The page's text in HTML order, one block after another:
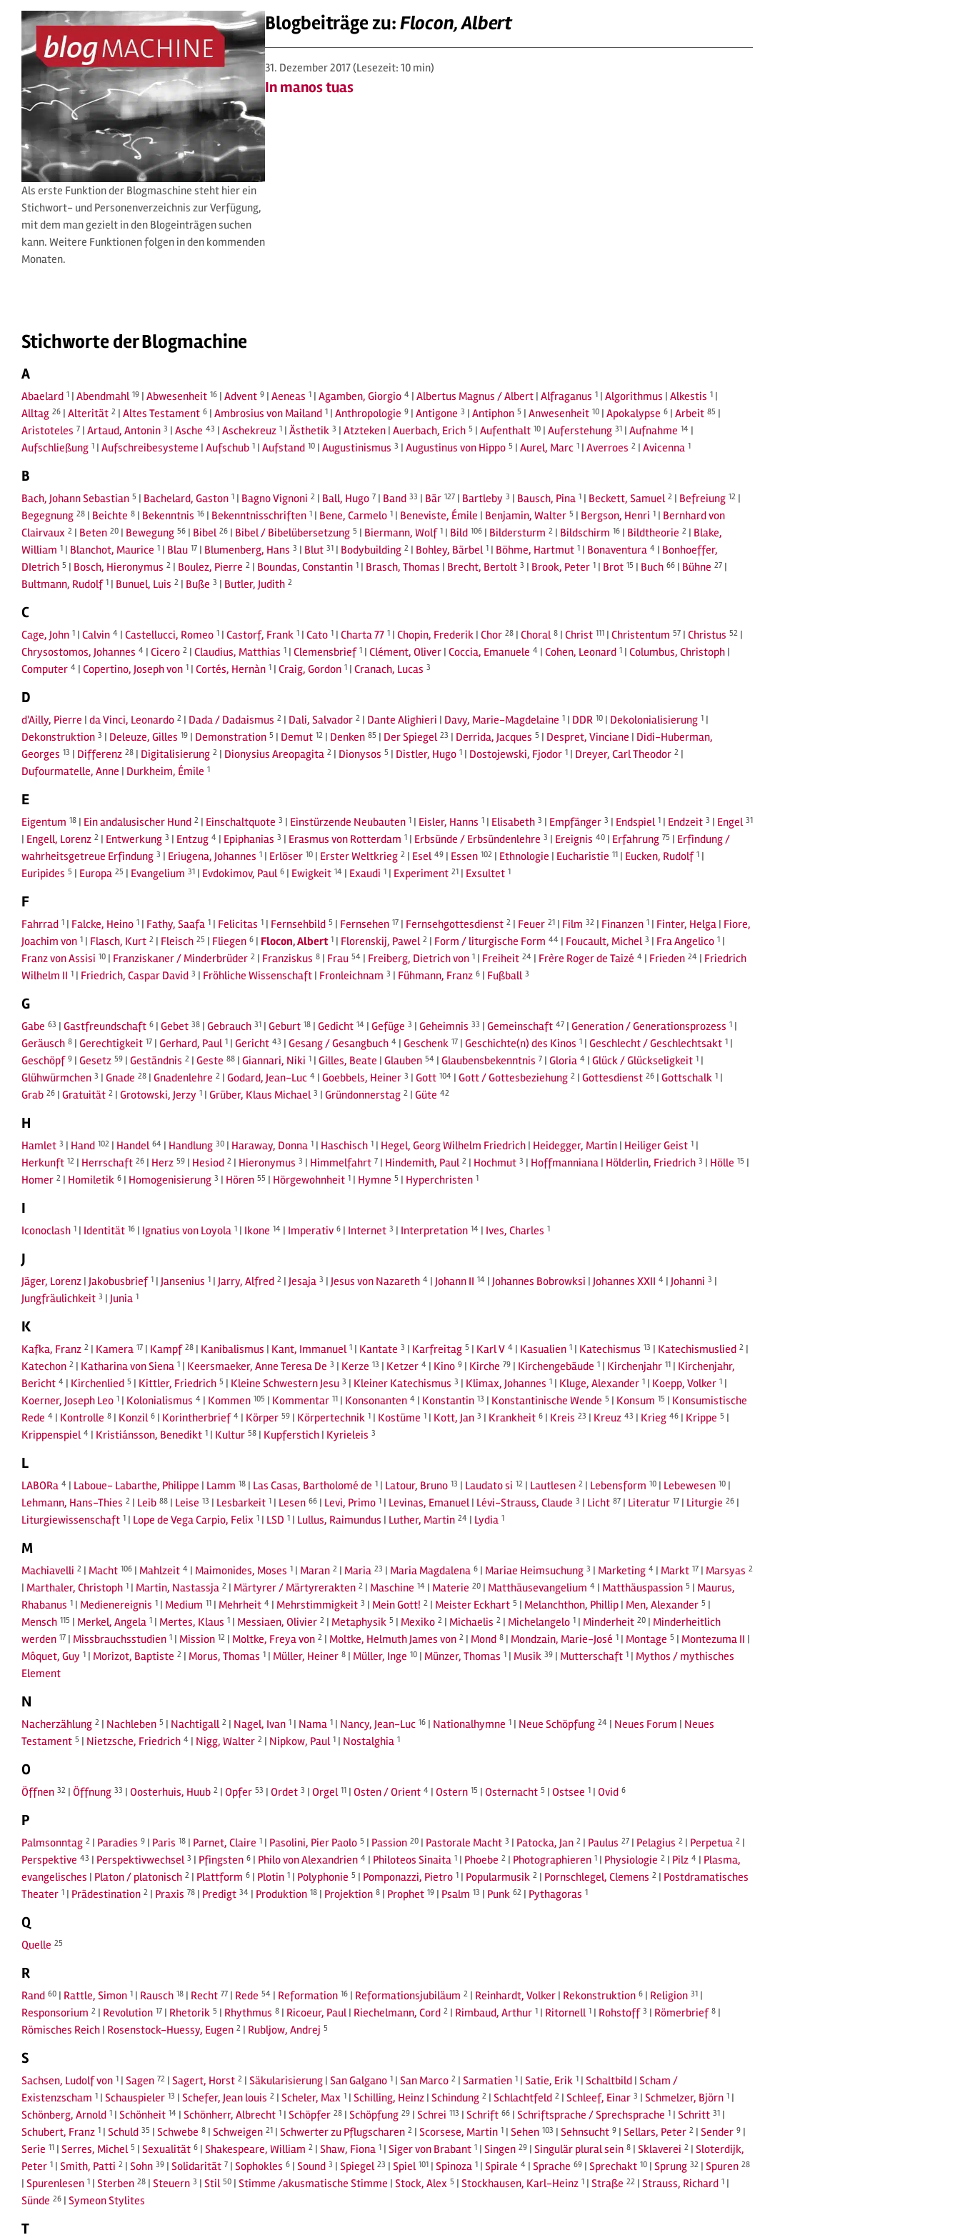
Als erste Funktion der Blogmaschine steht hier ein
Stichwort- und Personenverzeichnis zur Verfügung,
mit dem man gezielt in den Blogeinträgen suchen
kann. Weitere Funktionen folgen in den kommenden
Monaten.
Blogbeiträge zu:Flocon, Albert
31. Dezember 2017(Lesezeit: 10 min)
In manos tuas
Stichworte der Blogmachine
A
Abaelard 1 | Abendmahl 19 | Abwesenheit 16 | Advent 9 | Aeneas 1 | Agamben, Giorgio 4 | Albertus Magnus / Albert | Alfraganus 1 | Algorithmus | Alkestis 1 |
Alltag 26 | Alterität 2 | Altes Testament 6 | Ambrosius von Mailand 1 | Anthropologie 9 | Antigone 3 | Antiphon 5 | Anwesenheit 10 | Apokalypse 6 | Arbeit 85 |
Aristoteles 7 | Artaud, Antonin 3 | Asche 43 | Aschekreuz 1 | Ästhetik 3 | Atzteken | Auerbach, Erich 5 | Aufenthalt 10 | Auferstehung 31 | Aufnahme 14 |
Aufschließung 1 | Aufschreibesysteme | Aufschub 1 | Aufstand 10 | Augustinismus 3 | Augustinus von Hippo 5 | Aurel, Marc 1 | Averroes 2 | Avicenna 1
B
Bach, Johann Sebastian 5 | Bachelard, Gaston 1 | Bagno Vignoni 2 | Ball, Hugo 7 | Band 33 | Bär 127 | Bartleby 3 | Bausch, Pina 1 | Beckett, Samuel 2 | Befreiung 12 |
Begegnung 28 | Beichte 8 | Bekenntnis 16 | Bekenntnisschriften 1 | Bene, Carmelo 1 | Beneviste, Émile | Benjamin, Walter 5 | Bergson, Henri 1 | Bernhard von
Clairvaux 2 | Beten 20 | Bewegung 56 | Bibel 26 | Bibel / Bibelübersetzung 5 | Biermann, Wolf 1 | Bild 106 | Bildersturm 2 | Bildschirm 16 | Bildtheorie 2 | Blake,
William 1 | Blanchot, Maurice 1 | Blau 17 | Blumenberg, Hans 3 | Blut 31 | Bodybuilding 2 | Bohley, Bärbel 1 | Böhme, Hartmut 1 | Bonaventura 4 | Bonhoeffer,
DIetrich 5 | Bosch, Hieronymus 2 | Boulez, Pierre 2 | Boundas, Constantin 1 | Brasch, Thomas | Brecht, Bertolt 3 | Brook, Peter 1 | Brot 15 | Buch 66 | Bühne 27 |
Bultmann, Rudolf 1 | Bunuel, Luis 2 | Buße 3 | Butler, Judith 2
C
Cage, John 1 | Calvin 4 | Castellucci, Romeo 1 | Castorf, Frank 1 | Cato 1 | Charta 77 1 | Chopin, Frederik | Chor 28 | Choral 8 | Christ 111 | Christentum 57 | Christus 52 |
Chrysostomos, Johannes 4 | Cicero 2 | Claudius, Matthias 1 | Clemensbrief 1 | Clément, Oliver | Coccia, Emanuele 4 | Cohen, Leonard 1 | Columbus, Christoph |
Computer 4 | Copertino, Joseph von 1 | Cortés, Hernàn 1 | Craig, Gordon 1 | Cranach, Lucas 3
D
d'Ailly, Pierre | da Vinci, Leonardo 2 | Dada / Dadaismus 2 | Dali, Salvador 2 | Dante Alighieri | Davy, Marie-Magdelaine 1 | DDR 10 | Dekolonialisierung 1 |
Dekonstruktion 3 | Deleuze, Gilles 19 | Demonstration 5 | Demut 12 | Denken 85 | Der Spiegel 23 | Derrida, Jacques 5 | Despret, Vinciane | Didi-Huberman,
Georges 13 | Differenz 28 | Digitalisierung 2 | Dionysius Areopagita 2 | Dionysos 5 | Distler, Hugo 1 | Dostojewski, Fjodor 1 | Dreyer, Carl Theodor 2 |
Dufourmatelle, Anne | Durkheim, Émile 1
E
Eigentum 18 | Ein andalusischer Hund 2 | Einschaltquote 3 | Einstürzende Neubauten 1 | Eisler, Hanns 1 | Elisabeth 3 | Empfänger 3 | Endspiel 1 | Endzeit 3 | Engel 31
| Engell, Lorenz 2 | Entwerkung 3 | Entzug 4 | Epiphanias 3 | Erasmus von Rotterdam 1 | Erbsünde / Erbsündenlehre 3 | Ereignis 40 | Erfahrung 75 | Erfindung /
wahrheitsgetreue Erfindung 3 | Eriugena, Johannes 1 | Erlöser 10 | Erster Weltkrieg 2 | Esel 49 | Essen 102 | Ethnologie | Eucharistie 11 | Eucken, Rudolf 1 |
Euripides 5 | Europa 25 | Evangelium 31 | Evdokimov, Paul 6 | Ewigkeit 14 | Exaudi 1 | Experiment 21 | Exsultet 1
F
Fahrrad 1 | Falcke, Heino 1 | Fathy, Saafa 1 | Felicitas 1 | Fernsehbild 5 | Fernsehen 17 | Fernsehgottesdienst 2 | Feuer 21 | Film 32 | Finanzen 1 | Finter, Helga | Fiore,
Joachim von 1 | Flasch, Kurt 2 | Fleisch 25 | Fliegen 6 | Flocon, Albert 1 | Florenskij, Pawel 2 | Form / liturgische Form 44 | Foucault, Michel 3 | Fra Angelico 1 |
Franz von Assisi 10 | Franziskaner / Minderbrüder 2 | Franziskus 8 | Frau 54 | Freiberg, Dietrich von 1 | Freiheit 24 | Frère Roger de Taizé 4 | Frieden 24 | Friedrich
Wilhelm II 1 | Friedrich, Caspar David 3 | Fröhliche Wissenschaft | Fronleichnam 3 | Fühmann, Franz 6 | Fußball 3
G
Gabe 63 | Gastfreundschaft 6 | Gebet 38 | Gebrauch 31 | Geburt 18 | Gedicht 14 | Gefüge 3 | Geheimnis 33 | Gemeinschaft 47 | Generation / Generationsprozess 1 |
Geräusch 8 | Gerechtigkeit 17 | Gerhard, Paul 1 | Gericht 43 | Gesang / Gesangbuch 4 | Geschenk 17 | Geschichte(n) des Kinos 1 | Geschlecht / Geschlechtsakt 1 |
Geschöpf 9 | Gesetz 59 | Geständnis 2 | Geste 88 | Giannari, Niki 1 | Gilles, Beate | Glauben 54 | Glaubensbekenntnis 7 | Gloria 4 | Glück / Glückseligkeit 1 |
Glühwürmchen 3 | Gnade 28 | Gnadenlehre 2 | Godard, Jean-Luc 4 | Goebbels, Heiner 3 | Gott 104 | Gott / Gottesbeziehung 2 | Gottesdienst 26 | Gottschalk 1 |
Grab 26 | Gratuität 2 | Grotowski, Jerzy 1 | Grüber, Klaus Michael 3 | Gründonnerstag 2 | Güte 42
H
Hamlet 3 | Hand 102 | Handel 64 | Handlung 30 | Haraway, Donna 1 | Haschisch 1 | Hegel, Georg Wilhelm Friedrich | Heidegger, Martin | Heiliger Geist 1 |
Herkunft 12 | Herrschaft 26 | Herz 59 | Hesiod 2 | Hieronymus 3 | Himmelfahrt 7 | Hindemith, Paul 2 | Hochmut 3 | Hoffmanniana | Hölderlin, Friedrich 3 | Hölle 15 |
Homer 2 | Homiletik 6 | Homogenisierung 3 | Hören 55 | Hörgewohnheit 1 | Hymne 5 | Hyperchristen 1
I
Iconoclash 1 | Identität 16 | Ignatius von Loyola 1 | Ikone 14 | Imperativ 6 | Internet 3 | Interpretation 14 | Ives, Charles 1
J
Jäger, Lorenz | Jakobusbrief 1 | Jansenius 1 | Jarry, Alfred 2 | Jesaja 3 | Jesus von Nazareth 4 | Johann II 14 | Johannes Bobrowksi | Johannes XXII 4 | Johanni 3 |
Jungfräulichkeit 3 | Junia 1
K
Kafka, Franz 2 | Kamera 17 | Kampf 28 | Kanibalismus | Kant, Immanuel 1 | Kantate 3 | Karfreitag 5 | Karl V 4 | Kasualien 1 | Katechismus 13 | Katechismuslied 2 |
Katechon 2 | Katharina von Siena 1 | Keersmaeker, Anne Teresa De 3 | Kerze 13 | Ketzer 4 | Kino 9 | Kirche 79 | Kirchengebäude 1 | Kirchenjahr 11 | Kirchenjahr,
Bericht 4 | Kirchenlied 5 | Kittler, Friedrich 5 | Kleine Schwestern Jesu 3 | Kleiner Katechismus 3 | Klimax, Johannes 1 | Kluge, Alexander 1 | Koepp, Volker 1 |
Koerner, Joseph Leo 1 | Kolonialismus 4 | Kommen 105 | Kommentar 11 | Konsonanten 4 | Konstantin 13 | Konstantinische Wende 5 | Konsum 15 | Konsumistische
Rede 4 | Kontrolle 8 | Konzil 6 | Korintherbrief 4 | Körper 59 | Körpertechnik 1 | Kostüme 1 | Kott, Jan 3 | Krankheit 6 | Kreis 23 | Kreuz 43 | Krieg 46 | Krippe 5 |
Krippenspiel 4 | Kristiánsson, Benedikt 1 | Kultur 58 | Kupferstich | Kyrieleis 3
L
LABORa 4 | Laboue- Labarthe, Philippe | Lamm 18 | Las Casas, Bartholomé de 1 | Latour, Bruno 13 | Laudato si 12 | Lautlesen 2 | Lebensform 10 | Lebewesen 10 |
Lehmann, Hans-Thies 2 | Leib 88 | Leise 13 | Lesbarkeit 1 | Lesen 66 | Levi, Primo 1 | Levinas, Emanuel| Lévi-Strauss, Claude 3 | Licht 87 | Literatur 17 | Liturgie 26 |
Liturgiewissenschaft 1 | Lope de Vega Carpio, Felix 1 | LSD 1 | Lullus, Raimundus | Luther, Martin 24 | Lydia 1
M
Machiavelli 2 | Macht 106 | Mahlzeit 4 | Maimonides, Moses 1 | Maran 2 | Maria 23 | Maria Magdalena 6 | Mariae Heimsuchung 3 | Marketing 4 | Markt 17 | Marsyas 2
| Marthaler, Christoph 1 | Martin, Nastassja 2 | Märtyrer / Märtyrerakten 2 | Maschine 14 | Materie 20 | Matthäusevangelium 4 | Matthäuspassion 5 | Maurus,
Rhabanus 1 | Medienereignis 1 | Medium 11 | Mehrheit 4 | Mehrstimmigkeit 3 | Mein Gott! 2 | Meister Eckhart 5 | Melanchthon, Phillip | Men, Alexander 5 |
Mensch 115 | Merkel, Angela 1 | Mertes, Klaus 1 | Messiaen, Olivier 2 | Metaphysik 5 | Mexiko 2 | Michaelis 2 | Michelangelo 1 | Minderheit 20 | Minderheitlich
werden 17 | Missbrauchsstudien 1 | Mission 12 | Moltke, Freya von 2 | Moltke, Helmuth James von 2 | Mond 8 | Mondzain, Marie-José 1 | Montage 5 | Montezuma II |
Môquet, Guy 1 | Morizot, Baptiste 2 | Morus, Thomas 1 | Müller, Heiner 8 | Müller, Inge 10 | Münzer, Thomas 1 | Musik 39 | Mutterschaft 1 | Mythos / mythisches
Element
N
Nacherzählung 2 | Nachleben 5 | Nachtigall 2 | Nagel, Ivan 1 | Nama 1 | Nancy, Jean-Luc 16 | Nationalhymne 1 | Neue Schöpfung 24 | Neues Forum | Neues
Testament 5 | Nietzsche, Friedrich 4 | Nigg, Walter 2 | Nipkow, Paul 1 | Nostalghia 1
O
Öffnen 32 | Öffnung 33 | Oosterhuis, Huub 2 | Opfer 53 | Ordet 3 | Orgel 11 | Osten / Orient 4 | Ostern 15 | Osternacht 5 | Ostsee 1 | Ovid 6
P
Palmsonntag 2 | Paradies 9 | Paris 18 | Parnet, Claire 1 | Pasolini, Pier Paolo 5 | Passion 20 | Pastorale Macht 3 | Patocka, Jan 2 | Paulus 27 | Pelagius 2 | Perpetua 2 |
Perspektive 43 | Perspektivwechsel 3 | Pfingsten 6 | Philo von Alexandrien 4 | Philoteos Sinaita 1 | Phoebe 2 | Photographieren 1 | Physiologie 2 | Pilz 4 | Plasma,
evangelisches | Platon / platonisch 2 | Plattform 6 | Plotin 1 | Polyphonie 5 | Pomponazzi, Pietro 1 | Popularmusik 2 | Pornschlegel, Clemens 2 | Postdramatisches
Theater 1 | Prädestination 2 | Praxis 78 | Predigt 34 | Produktion 18 | Projektion 8 | Prophet 19 | Psalm 13 | Punk 62 | Pythagoras 1
Q
Quelle 25
R
Rand 60 | Rattle, Simon 1 | Rausch 18 | Recht 77 | Rede 54 | Reformation 16 | Reformationsjubiläum 2 | Reinhardt, Volker | Rekonstruktion 6 | Religion 31 |
Responsorium 2 | Revolution 17 | Rhetorik 5 | Rhythmus 8 | Ricoeur, Paul| Riechelmann, Cord 2 | Rimbaud, Arthur 1 | Ritornell 1 | Rohstoff 3 | Römerbrief 8 |
Römisches Reich | Rosenstock-Huessy, Eugen 2 | Rubljow, Andrej 5
S
Sachsen, Ludolf von 1 | Sagen 72 | Sagert, Horst 2 | Säkularisierung | San Galgano 1 | San Marco 2 | Sarmatien 1 | Satie, Erik 1 | Schaltbild | Scham /
Existenzscham 1 | Schauspieler 13 | Schefer, Jean louis 2 | Scheler, Max 1 | Schilling, Heinz | Schindung 2 | Schlachtfeld 2 | Schleef, Einar 3 | Schmelzer, Björn 1 |
Schönberg, Arnold 1 | Schönheit 14 | Schönherr, Albrecht 1 | Schöpfer 28 | Schöpfung 29 | Schrei 113 | Schrift 66 | Schriftsprache / Sprechsprache 1 | Schritt 31 |
Schubert, Franz 1 | Schuld 35 | Schwebe 8 | Schweigen 21 | Schwerter zu Pflugscharen 2 | Scorsese, Martin 1 | Sehen 103 | Sehnsucht 9 | Sellars, Peter 2 | Sender 9 |
Serie 11 | Serres, Michel 5 | Sexualität 6 | Shakespeare, William 2 | Shaw, Fiona 1 | Siger von Brabant 1 | Singen 29 | Singulär plural sein 8 | Sklaverei 2 | Sloterdijk,
Peter 1 | Smith, Patti 2 | Sohn 39 | Solidarität 7 | Sophokles 6 | Sound 3 | Spiegel 23 | Spiel 101 | Spinoza 1 | Spirale 4 | Sprache 69 | Sprechakt 10 | Sprung 32 | Spuren 28
| Spurenlesen 1 | Sterben 28 | Steuern 3 | Stil 50 | Stimme /akusmatische Stimme | Stock, Alex 5 | Stockhausen, Karl-Heinz 1 | Straße 22 | Strauss, Richard 1 |
Sünde 26 | Symeon Stylites
T